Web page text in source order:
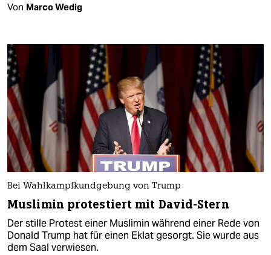
Von Marco Wedig
Bei Wahlkampfkundgebung von Trump
Muslimin protestiert mit David-Stern
Der stille Protest einer Muslimin während einer Rede von
Donald Trump hat für einen Eklat gesorgt. Sie wurde aus
dem Saal verwiesen.